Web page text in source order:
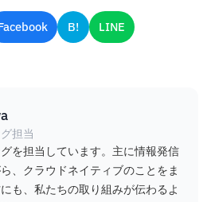
B! LINE
担当
を担当しています。主に情報発信
、クラウドネイティブのことをま
も、私たちの取り組みが伝わるよ